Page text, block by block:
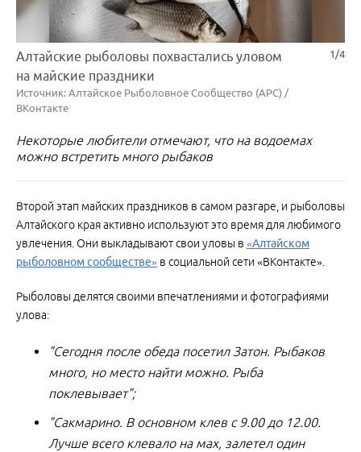
1/4
Алтайские рыболовы похвастались уловом
на майские праздники
Источник: Алтайское Рыболовное Сообщество (АРС) /
ВКонтакте
Некоторые любители отмечают, что на водоемах
можно встретить много рыбаков
Второй этап майских праздников в самом разгаре, и рыболовы
Алтайского края активно используют это время для любимого
увлечения. Они выкладывают свои уловы в «Алтайском
рыболовном сообществе» в социальной сети «ВКонтакте».
Рыболовы делятся своими впечатлениями и фотографиями
улова:
"Сегодня после обеда посетил Затон. Рыбаков
много, но место найти можно. Рыба
поклевывает";
"Сакмарино. В основном клев с 9.00 до 12.00.
Лучше всего клевало на мах, залетел один